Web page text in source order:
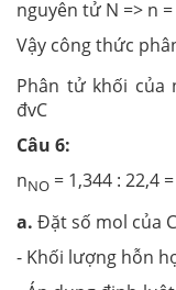
nguyên tử N => n
Vậy công thức
Phân tử khối của
đvC
Câu 6:
nNO = 1,344 : 22,4
a. Đặt số mol của
- Khối lượng hỗn